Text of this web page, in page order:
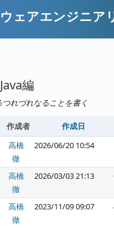
ェアエンジニア
編
つれづれなることを書く
作成者 作成日
高橋
徹
2026/06/20 10:54
高橋
徹
2026/03/03 21:13
高橋
徹
2023/11/09 09:07